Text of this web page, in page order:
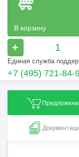
В корзину
+
Единая служба
+7 (495) 721-84-